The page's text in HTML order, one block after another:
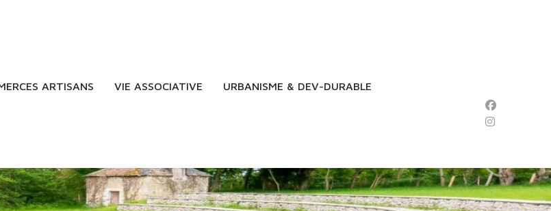
ARTISANS VIE ASSOCIATIVE URBANISME & DEV-DURABLE